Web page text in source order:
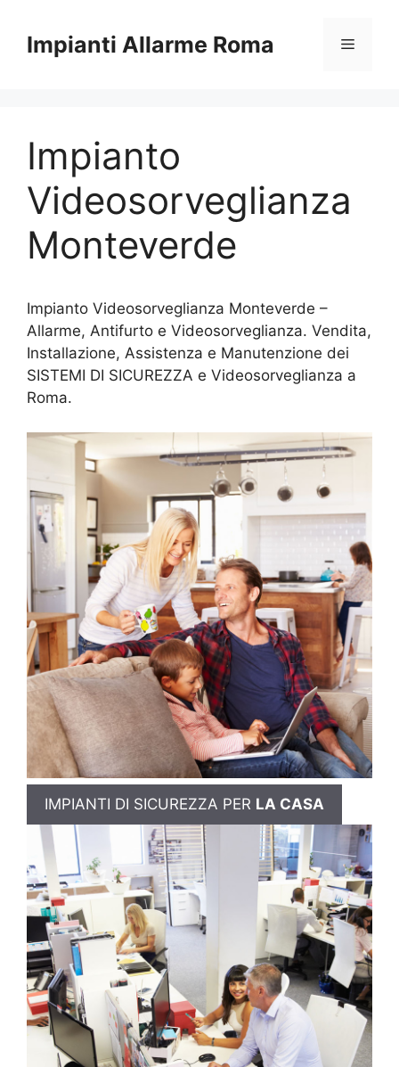
contenuto
Impianti Allarme Roma Menu
Impianto
Videosorveglianza
Monteverde
Impianto Videosorveglianza Monteverde –
Allarme, Antifurto e Videosorveglianza. Vendita,
Installazione, Assistenza e Manutenzione dei
SISTEMI DI SICUREZZA e Videosorveglianza a
Roma.
IMPIANTI DI SICUREZZA PER LA CASA